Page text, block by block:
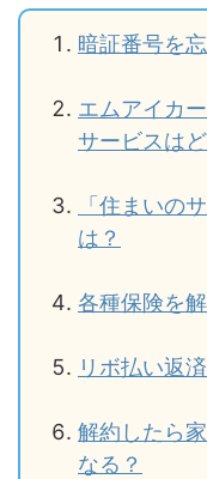
暗証番号を
エムアイカ
サービスは
「住まいの
は？
各種保険を
リボ払い返
解約したら
なる？